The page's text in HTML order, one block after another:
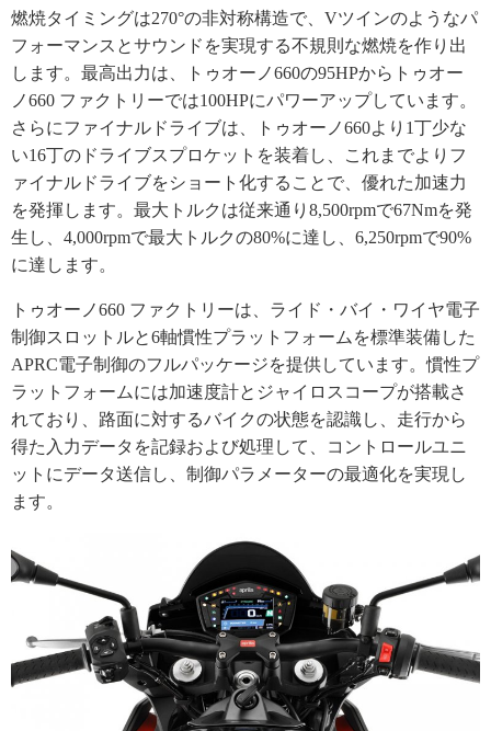
燃焼タイミングは270°の非対称構造で、Vツインのようなパ
フォーマンスとサウンドを実現する不規則な燃焼を作り出
します。最高出力は、トゥオーノ660の95HPからトゥオー
ノ660 ファクトリーでは100HPにパワーアップしています。
さらにファイナルドライブは、トゥオーノ660より1丁少な
い16丁のドライブスプロケットを装着し、これまでよりフ
ァイナルドライブをショート化することで、優れた加速力
を発揮します。最大トルクは従来通り8,500rpmで67Nmを発
生し、4,000rpmで最大トルクの80%に達し、6,250rpmで90%
に達します。
トゥオーノ660 ファクトリーは、ライド・バイ・ワイヤ電子
制御スロットルと6軸慣性プラットフォームを標準装備した
APRC電子制御のフルパッケージを提供しています。慣性プ
ラットフォームには加速度計とジャイロスコープが搭載さ
れており、路面に対するバイクの状態を認識し、走行から
得た入力データを記録および処理して、コントロールユニ
ットにデータ送信し、制御パラメーターの最適化を実現し
ます。